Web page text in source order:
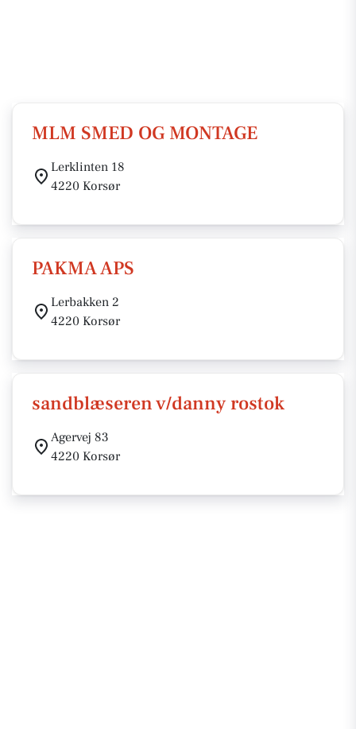
MLM SMED OG MONTAGE
Lerklinten 18
4220 Korsør
PAKMA APS
Lerbakken 2
4220 Korsør
sandblæseren v/danny rostok
Agervej 83
4220 Korsør